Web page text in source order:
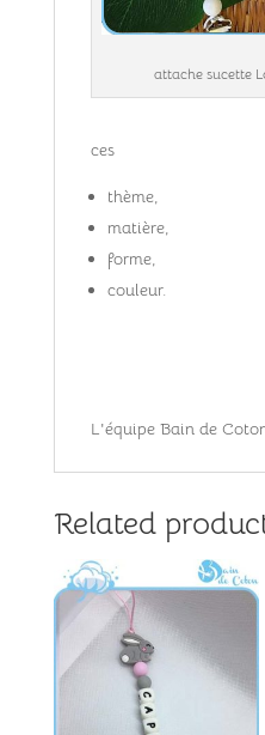
attache sucette
ces
thème,
matière,
forme,
couleur.
L'équipe Bain de
Related